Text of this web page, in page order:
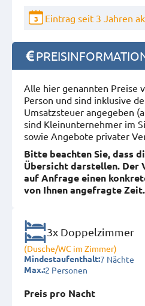
3 Eintrag seit 3 Jahren
Alle hier genannten Preise
Person und sind inklusive
Umsatzsteuer angegeben
sind Kleinunternehmer im
sowie Angebote privater
Bitte beachten Sie, dass
Übersicht darstellen. Der
auf Anfrage einen
von Ihnen angefragte Zeit.
3x Doppelzimmer
(Dusche/WC im Zimmer)
Mindestaufenthalt:7 Nächte
Max.:2 Personen
Preis pro Nacht